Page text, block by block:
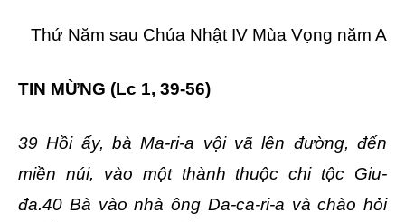
Thứ Năm sau Chúa Nhật IV Mùa Vọng năm A
TIN MỪNG (Lc 1, 39-56)
39 Hồi ấy, bà Ma-ri-a vội vã lên đường, đến
miền núi, vào một thành thuộc chi tộc Giu-
đa.40 Bà vào nhà ông Da-ca-ri-a và chào hỏi